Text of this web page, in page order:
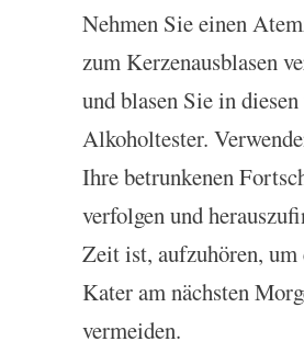
Nehmen Sie einen
zum Kerzenausblasen
und blasen Sie in
Alkoholtester.
Ihre betrunkenen
verfolgen und
Zeit ist, aufzuhören,
Kater am nächsten
vermeiden.